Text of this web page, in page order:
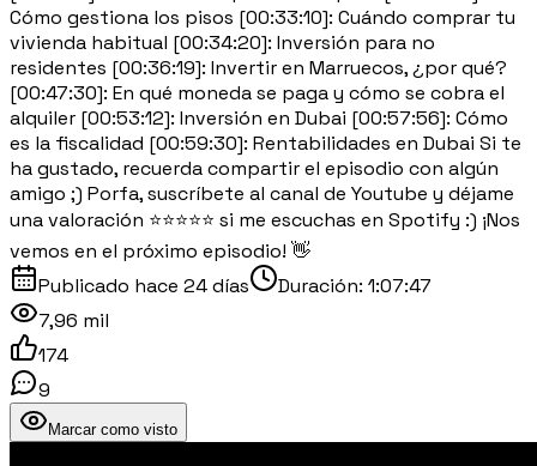
Cómo gestiona los pisos [00:33:10]: Cuándo comprar tu
vivienda habitual [00:34:20]: Inversión para no
residentes [00:36:19]: Invertir en Marruecos, ¿por qué?
[00:47:30]: En qué moneda se paga y cómo se cobra el
alquiler [00:53:12]: Inversión en Dubai [00:57:56]: Cómo
es la fiscalidad [00:59:30]: Rentabilidades en Dubai Si te
ha gustado, recuerda compartir el episodio con algún
amigo ;) Porfa, suscríbete al canal de Youtube y déjame
una valoración ⭐⭐⭐⭐⭐ si me escuchas en Spotify :) ¡Nos
vemos en el próximo episodio! 👋
Publicado hace 24 días Duración: 1:07:47
7,96 mil
174
9
Marcar como visto